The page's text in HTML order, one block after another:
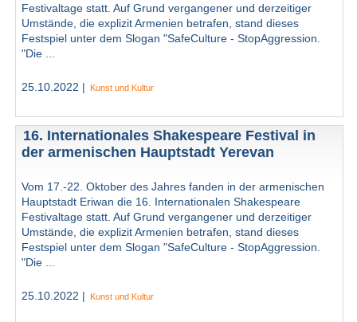
Festivaltage statt. Auf Grund vergangener und derzeitiger
Umstände, die explizit Armenien betrafen, stand dieses
Festspiel unter dem Slogan "SafeCulture - StopAggression.
"Die ...
25.10.2022 | Kunst und Kultur
16. Internationales Shakespeare Festival in
der armenischen Hauptstadt Yerevan
Vom 17.-22. Oktober des Jahres fanden in der armenischen
Hauptstadt Eriwan die 16. Internationalen Shakespeare
Festivaltage statt. Auf Grund vergangener und derzeitiger
Umstände, die explizit Armenien betrafen, stand dieses
Festspiel unter dem Slogan "SafeCulture - StopAggression.
"Die ...
25.10.2022 | Kunst und Kultur